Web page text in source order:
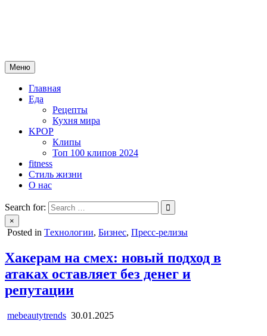
Меню
Главная
Еда
Рецепты
Кухня мира
KPOP
Клипы
Топ 100 клипов 2024
fitness
Стиль жизни
О нас
Search for:
×
Posted in Tехнологии, Бизнес, Пресс-релизы
Хакерам на смех: новый подход в
атаках оставляет без денег и
репутации
mebeautytrends 30.01.2025